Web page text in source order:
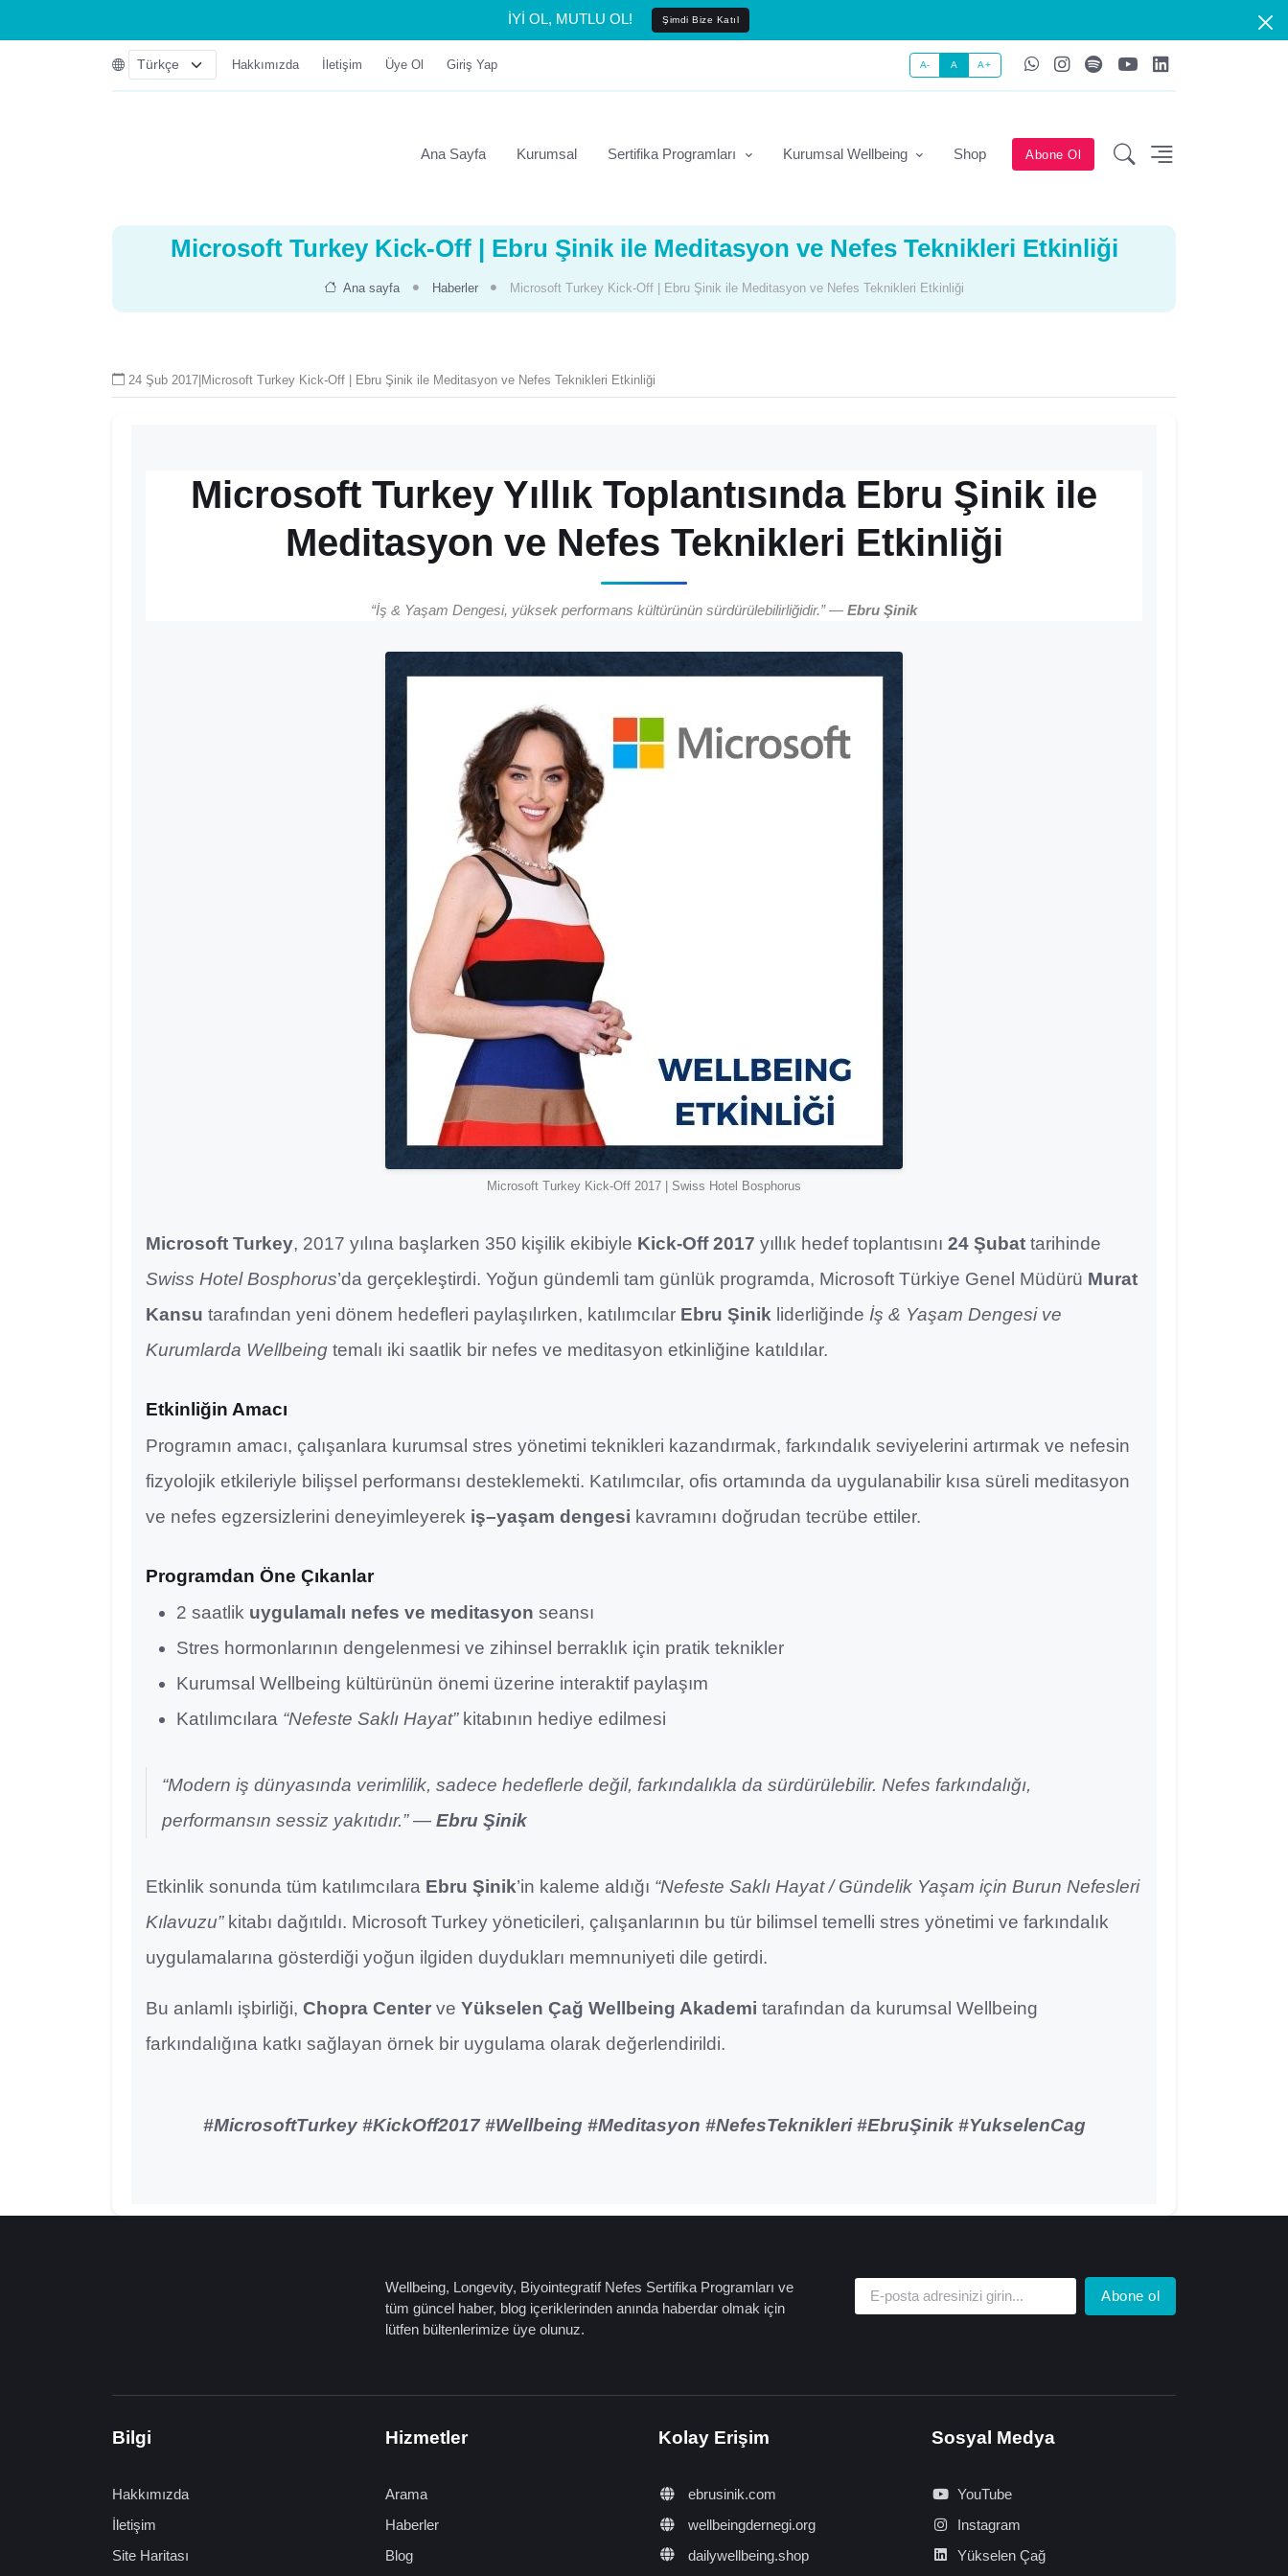
İYİ OL, MUTLU OL! Şimdi Bize Katıl
Hakkımızda İletişim Üye Ol Giriş Yap A- A A+
Ana Sayfa Kurumsal Sertifika Programları Kurumsal Wellbeing Shop Abone Ol
Microsoft Turkey Kick-Off | Ebru Şinik ile Meditasyon ve Nefes Teknikleri Etkinliği
Ana sayfa Haberler Microsoft Turkey Kick-Off | Ebru Şinik ile Meditasyon ve Nefes Teknikleri Etkinliği
24 Şub 2017|Microsoft Turkey Kick-Off | Ebru Şinik ile Meditasyon ve Nefes Teknikleri Etkinliği
Microsoft Turkey Yıllık Toplantısında Ebru Şinik ile
Meditasyon ve Nefes Teknikleri Etkinliği
“İş & Yaşam Dengesi, yüksek performans kültürünün sürdürülebilirliğidir.” — Ebru Şinik
Microsoft Turkey Kick-Off 2017 | Swiss Hotel Bosphorus
Microsoft Turkey, 2017 yılına başlarken 350 kişilik ekibiyle Kick-Off 2017 yıllık hedef toplantısını 24 Şubat tarihinde
Swiss Hotel Bosphorus’da gerçekleştirdi. Yoğun gündemli tam günlük programda, Microsoft Türkiye Genel Müdürü Murat
Kansu tarafından yeni dönem hedefleri paylaşılırken, katılımcılar Ebru Şinik liderliğinde İş & Yaşam Dengesi ve
Kurumlarda Wellbeing temalı iki saatlik bir nefes ve meditasyon etkinliğine katıldılar.
Etkinliğin Amacı
Programın amacı, çalışanlara kurumsal stres yönetimi teknikleri kazandırmak, farkındalık seviyelerini artırmak ve nefesin
fizyolojik etkileriyle bilişsel performansı desteklemekti. Katılımcılar, ofis ortamında da uygulanabilir kısa süreli meditasyon
ve nefes egzersizlerini deneyimleyerek iş–yaşam dengesi kavramını doğrudan tecrübe ettiler.
Programdan Öne Çıkanlar
2 saatlik uygulamalı nefes ve meditasyon seansı
Stres hormonlarının dengelenmesi ve zihinsel berraklık için pratik teknikler
Kurumsal Wellbeing kültürünün önemi üzerine interaktif paylaşım
Katılımcılara “Nefeste Saklı Hayat”kitabının hediye edilmesi
“Modern iş dünyasında verimlilik, sadece hedeflerle değil, farkındalıkla da sürdürülebilir. Nefes farkındalığı,
performansın sessiz yakıtıdır.” — Ebru Şinik
Etkinlik sonunda tüm katılımcılara Ebru Şinik’in kaleme aldığı “Nefeste Saklı Hayat / Gündelik Yaşam için Burun Nefesleri
Kılavuzu”kitabı dağıtıldı. Microsoft Turkey yöneticileri, çalışanlarının bu tür bilimsel temelli stres yönetimi ve farkındalık
uygulamalarına gösterdiği yoğun ilgiden duydukları memnuniyeti dile getirdi.
Bu anlamlı işbirliği, Chopra Center ve Yükselen Çağ Wellbeing Akademi tarafından da kurumsal Wellbeing
farkındalığına katkı sağlayan örnek bir uygulama olarak değerlendirildi.
#MicrosoftTurkey #KickOff2017 #Wellbeing #Meditasyon #NefesTeknikleri #EbruŞinik #YukselenCag
Wellbeing, Longevity, Biyointegratif Nefes Sertifika Programları ve
tüm güncel haber, blog içeriklerinden anında haberdar olmak için
lütfen bültenlerimize üye olunuz.
Abone ol
Bilgi
Hakkımızda
İletişim
Site Haritası
Hizmetler
Arama
Haberler
Blog
Kolay Erişim
ebrusinik.com
wellbeingdernegi.org
dailywellbeing.shop
Sosyal Medya
YouTube
Instagram
Yükselen Çağ